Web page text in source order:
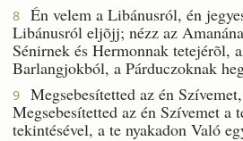
8
Én velem a Libánusról, én
Libánusról eljõjj; nézz az
Sénirnek és Hermonnak tetejérõl,
Barlangjokból, a Párduczoknak
9
Megsebesítetted az én
Megsebesítetted az én Szívemet a
tekintésével, a te nyakadon Való